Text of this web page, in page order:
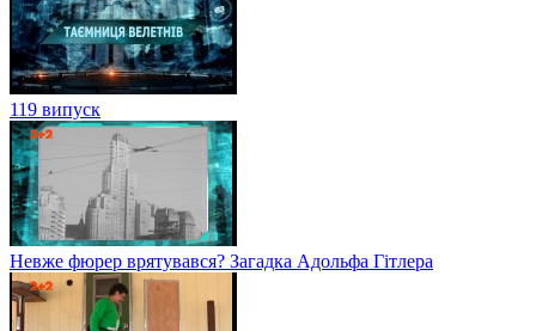
119 випуск
Невже фюрер врятувався? Загадка Адольфа Гітлера